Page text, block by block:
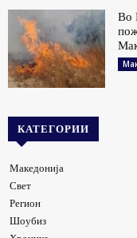
Во
КАТЕГОРИИ
Македонија
Свет
Регион
Шоубиз